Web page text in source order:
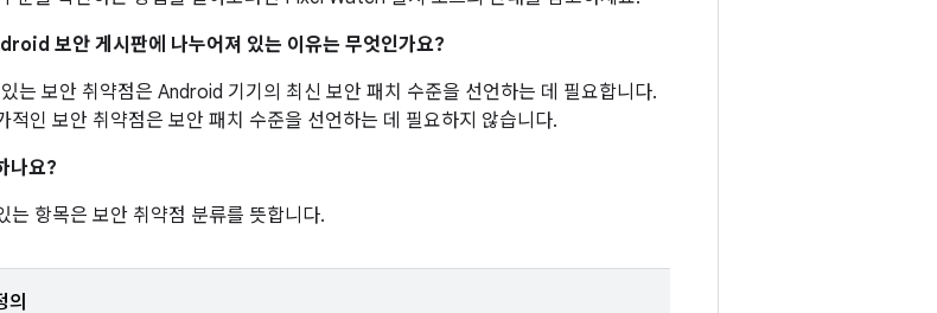
보안 게시판에 나누어져 있는 이유는 무엇인가요?
는 보안 취약점은 Android 기기의 최신 보안 패치 수준을 선언하는 데 필요합니다.
적인 보안 취약점은 보안 패치 수준을 선언하는 데 필요하지 않습니다.
나요?
는 항목은 보안 취약점 분류를 뜻합니다.
의